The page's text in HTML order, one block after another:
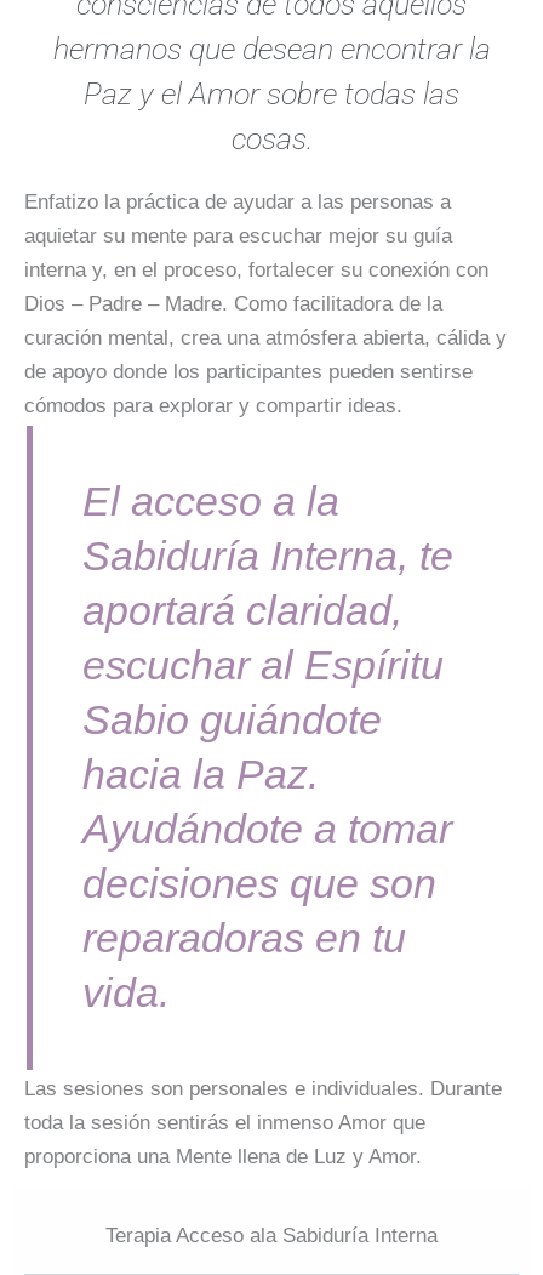
hermanos que desean encontrar la
Paz y el Amor sobre todas las
cosas.
Enfatizo la práctica de ayudar a las personas a
aquietar su mente para escuchar mejor su guía
interna y, en el proceso, fortalecer su conexión con
Dios – Padre – Madre. Como facilitadora de la
curación mental, crea una atmósfera abierta, cálida y
de apoyo donde los participantes pueden sentirse
cómodos para explorar y compartir ideas.
El acceso a la
Sabiduría Interna, te
aportará claridad,
escuchar al Espíritu
Sabio guiándote
hacia la Paz.
Ayudándote a tomar
decisiones que son
reparadoras en tu
vida.
Las sesiones son personales e individuales. Durante
toda la sesión sentirás el inmenso Amor que
proporciona una Mente llena de Luz y Amor.
Terapia Acceso ala Sabiduría Interna